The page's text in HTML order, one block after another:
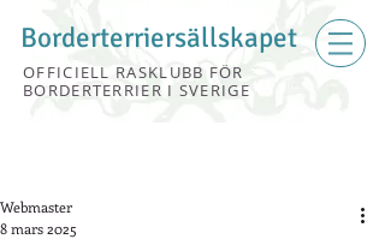
Borderterriersällskapet
OFFICIELL RASKLUBB FÖR
BORDERTERRIER I SVERIGE
Webmaster
8 mars 2025